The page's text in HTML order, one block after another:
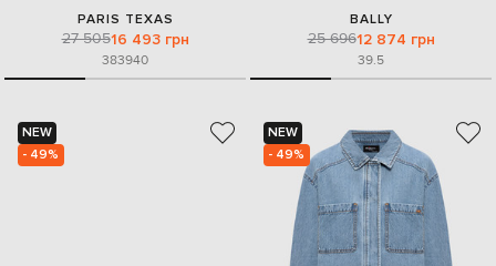
PARIS TEXAS
27 50516 493 грн
383940
BALLY
25 69612 874 грн
39.5
NEW
- 49%
NEW
- 49%